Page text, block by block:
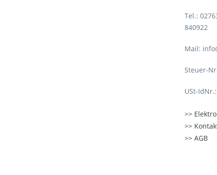
Tel.:
840922
Mail:
Steuer-
USt-
AGB